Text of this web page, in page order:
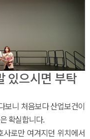
있으시면 부탁
보니 처음보다 산업보건이
확실합니다.
로만 여겨지던 위치에서